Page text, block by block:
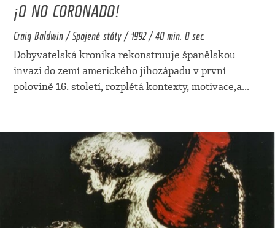
¡O NO CORONADO!
Craig Baldwin / Spojené státy / 1992 / 40 min. 0 sec.
Dobyvatelská kronika rekonstruuje španělskou
invazi do zemí amerického jihozápadu v první
polovině 16. století, rozplétá kontexty, motivace,a...